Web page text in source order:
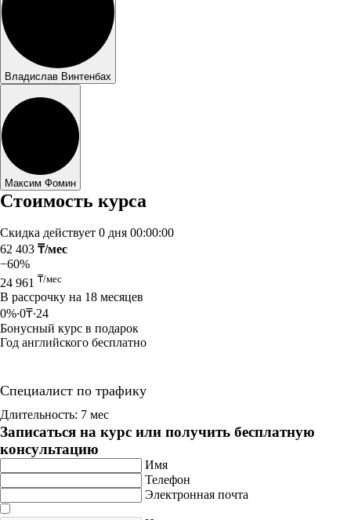
Владислав Винтенбах
Максим Фомин
Стоимость курса
Скидка действует 0 дня 00:00:00
62 403 ₸/мес
−60%
24 961 ₸/мес
В рассрочку на 18 месяцев
0%∙0₸∙24
Бонусный курс в подарок
Год английского бесплатно
Специалист по трафику
Длительность: 7 мес
Записаться на курс или получить бесплатную
консультацию
Имя
Телефон
Электронная почта